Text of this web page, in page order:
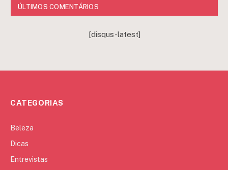
ÚLTIMOS COMENTÁRIOS
[disqus-latest]
CATEGORIAS
Beleza
Dicas
Entrevistas